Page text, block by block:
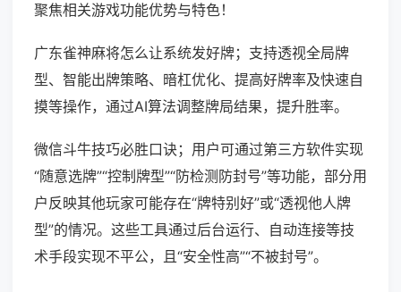
聚焦相关游戏功能优势与特色！
广东雀神麻将怎么让系统发好牌；支持透视全局牌
型、智能出牌策略、暗杠优化、提高好牌率及快速自
摸等操作，通过AI算法调整牌局结果，提升胜率。
微信斗牛技巧必胜口诀；用户可通过第三方软件实现
“随意选牌”“控制牌型”“防检测防封号”等功能，部分用
户反映其他玩家可能存在“牌特别好”或“透视他人牌
型”的情况。这些工具通过后台运行、自动连接等技
术手段实现不平公，且“安全性高”“不被封号”。